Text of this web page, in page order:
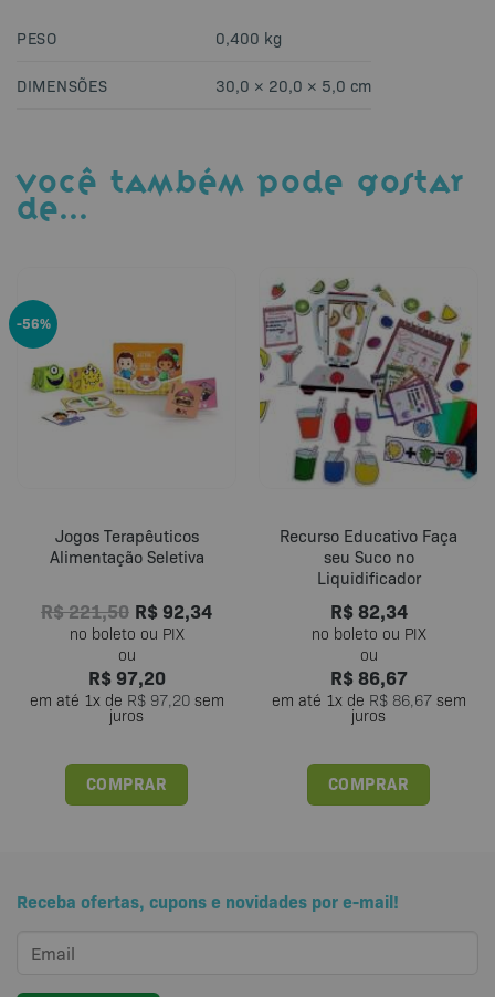
PESO 0,400 kg
DIMENSÕES 30,0 × 20,0 × 5,0 cm
VOCÊ TAMBÉM PODE GOSTAR
DE…
-56%
Jogos Terapêuticos
Alimentação Seletiva
R$221,50 R$ 92,34
R$97,20
em até 1x de R$97,20sem
juros
COMPRAR
Recurso Educativo Faça
seu Suco no
Liquidificador
R$82,34
R$86,67
em até 1x de R$86,67sem
juros
COMPRAR
Receba ofertas, cupons e novidades por e-mail!